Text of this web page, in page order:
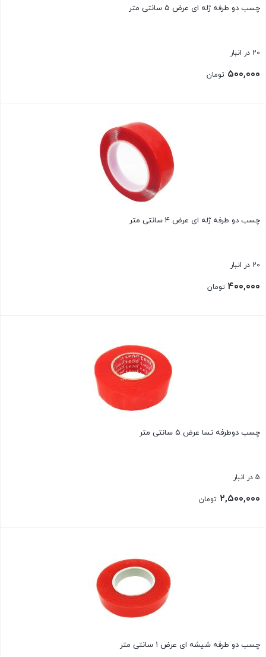
چسب دو طرفه ژله ای عرض ۵ سانتی متر
20 در انبار
۵۰۰,۰۰۰ تومان
چسب دو طرفه ژله ای عرض ۴ سانتی متر
20 در انبار
۴۰۰,۰۰۰ تومان
چسب دوطرفه تسا عرض ۵ سانتی متر
5 در انبار
۲,۵۰۰,۰۰۰ تومان
چسب دو طرفه شیشه ای عرض ۱ سانتی متر